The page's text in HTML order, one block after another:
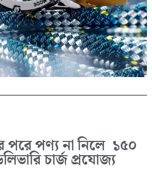
পরে পণ্য না নিলে ১৫০
চার্জ প্রযোজ্য